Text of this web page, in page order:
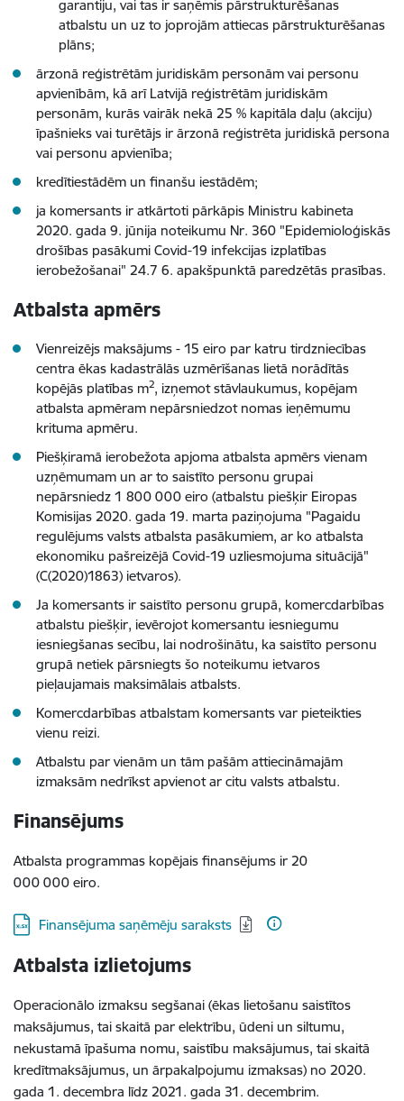
garantiju, vai tas ir saņēmis pārstrukturēšanas
atbalstu un uz to joprojām attiecas pārstrukturēšanas
plāns;
ārzonā reģistrētām juridiskām personām vai personu
apvienībām, kā arī Latvijā reģistrētām juridiskām
personām, kurās vairāk nekā 25 % kapitāla daļu (akciju)
īpašnieks vai turētājs ir ārzonā reģistrēta juridiskā persona
vai personu apvienība;
kredītiestādēm un finanšu iestādēm;
ja komersants ir atkārtoti pārkāpis Ministru kabineta
2020. gada 9. jūnija noteikumu Nr. 360 "Epidemioloģiskās
drošības pasākumi Covid-19 infekcijas izplatības
ierobežošanai" 24.7 6. apakšpunktā paredzētās prasības.
Atbalsta apmērs
Vienreizējs maksājums - 15 eiro par katru tirdzniecības
centra ēkas kadastrālās uzmērīšanas lietā norādītās
kopējās platības m2, izņemot stāvlaukumus, kopējam
atbalsta apmēram nepārsniedzot nomas ieņēmumu
krituma apmēru.
Piešķiramā ierobežota apjoma atbalsta apmērs vienam
uzņēmumam un ar to saistīto personu grupai
nepārsniedz 1 800 000 eiro (atbalstu piešķir Eiropas
Komisijas 2020. gada 19. marta paziņojuma "Pagaidu
regulējums valsts atbalsta pasākumiem, ar ko atbalsta
ekonomiku pašreizējā Covid-19 uzliesmojuma situācijā"
(C(2020)1863) ietvaros).
Ja komersants ir saistīto personu grupā, komercdarbības
atbalstu piešķir, ievērojot komersantu iesniegumu
iesniegšanas secību, lai nodrošinātu, ka saistīto personu
grupā netiek pārsniegts šo noteikumu ietvaros
pieļaujamais maksimālais atbalsts.
Komercdarbības atbalstam komersants var pieteikties
vienu reizi.
Atbalstu par vienām un tām pašām attiecināmajām
izmaksām nedrīkst apvienot ar citu valsts atbalstu.
Finansējums
Atbalsta programmas kopējais finansējums ir 20
000 000 eiro.
Lejupielādēt:
Finansējuma saņēmēju saraksts
Atbalsta izlietojums
Operacionālo izmaksu segšanai (ēkas lietošanu saistītos
maksājumus, tai skaitā par elektrību, ūdeni un siltumu,
nekustamā īpašuma nomu, saistību maksājumus, tai skaitā
kredītmaksājumus, un ārpakalpojumu izmaksas) no 2020.
gada 1. decembra līdz 2021. gada 31. decembrim.